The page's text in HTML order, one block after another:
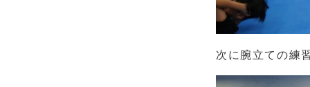
次に腕立ての練